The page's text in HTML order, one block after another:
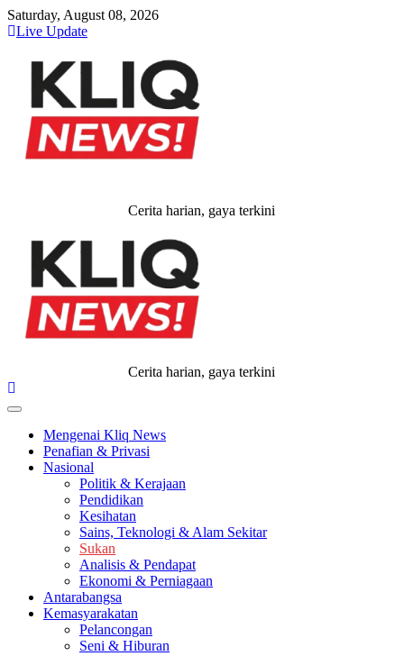
Skip
to
Saturday, August 08, 2026
Live Update
Cerita harian, gaya terkini
Cerita harian, gaya terkini
Mengenai Kliq News
Penafian & Privasi
Nasional
Politik & Kerajaan
Pendidikan
Kesihatan
Sains, Teknologi & Alam Sekitar
Sukan
Analisis & Pendapat
Ekonomi & Perniagaan
Antarabangsa
Kemasyarakatan
Pelancongan
Seni & Hiburan